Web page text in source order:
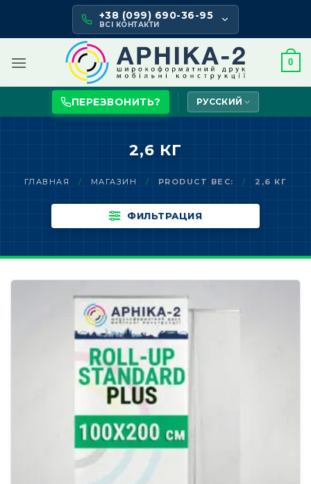
content
+38 (099) 690-36-95
ВСІ КОНТАКТИ
0
ПЕРЕЗВОНИТЬ? РУССКИЙ
2,6 КГ
ГЛАВНАЯ / МАГАЗИН / PRODUCT ВЕС: / 2,6 КГ
ФИЛЬТРАЦИЯ